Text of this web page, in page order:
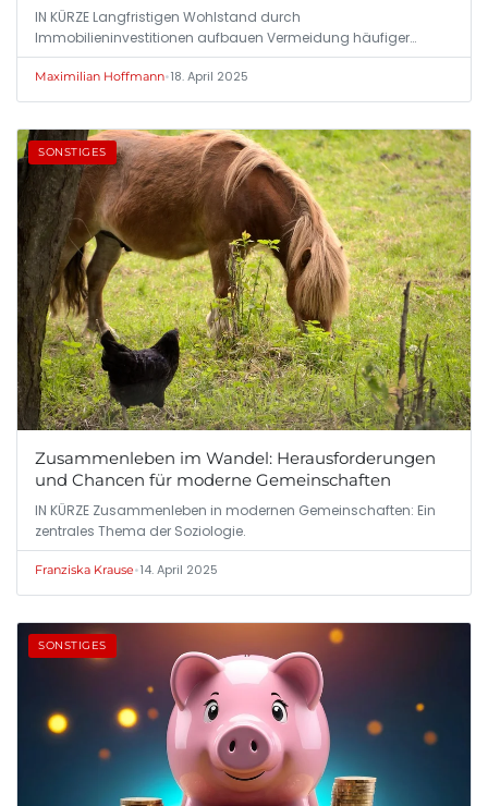
IN KÜRZE Langfristigen Wohlstand durch
Immobilieninvestitionen aufbauen Vermeidung häufiger
Fehler…
Maximilian Hoffmann•18. April 2025
SONSTIGES
Zusammenleben im Wandel: Herausforderungen
und Chancen für moderne Gemeinschaften
IN KÜRZE Zusammenleben in modernen Gemeinschaften: Ein
zentrales Thema der Soziologie.
Franziska Krause•14. April 2025
SONSTIGES